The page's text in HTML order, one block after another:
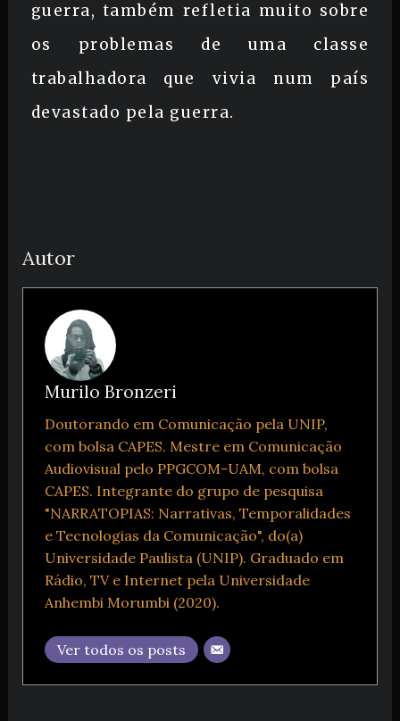
guerra, também refletia muito sobre
os problemas de uma classe
trabalhadora que vivia num país
devastado pela guerra.
Autor
Murilo Bronzeri
Doutorando em Comunicação pela UNIP,
com bolsa CAPES. Mestre em Comunicação
Audiovisual pelo PPGCOM-UAM, com bolsa
CAPES. Integrante do grupo de pesquisa
"NARRATOPIAS: Narrativas, Temporalidades
e Tecnologias da Comunicação", do(a)
Universidade Paulista (UNIP). Graduado em
Rádio, TV e Internet pela Universidade
Anhembi Morumbi (2020).
Ver todos os posts